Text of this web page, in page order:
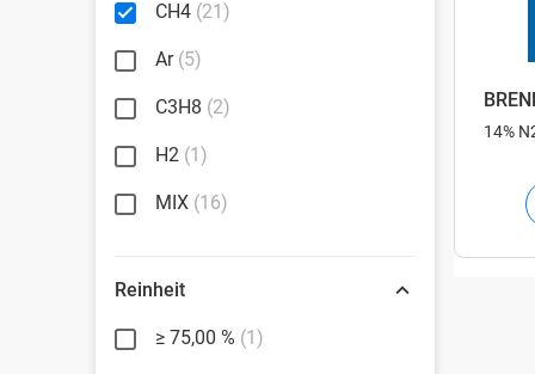
CH4 (21)
Ar (5)
C3H8 (2)
H2 (1)
MIX (16)
Reinheit
≥ 75,00 % (1)
14%